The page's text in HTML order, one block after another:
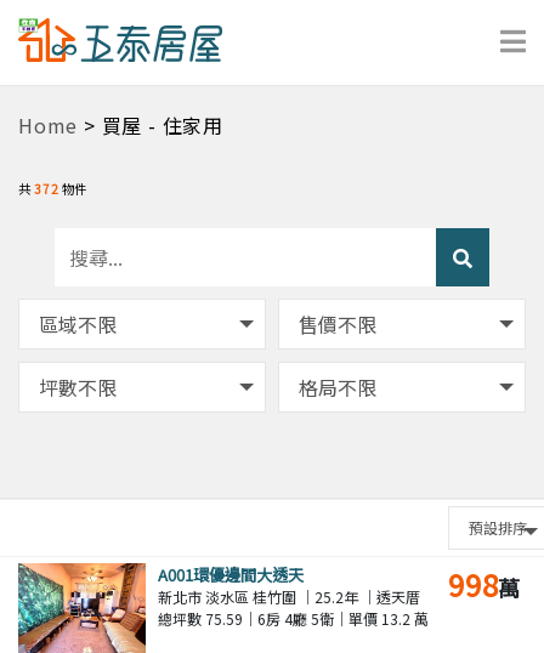
Home > 買屋 - 住家用
共372 物件
區域不限 售價不限
坪數不限 格局不限
預設排序
A001環優邊間大透天
新北市 淡水區 桂竹圍 ｜25.2年 ｜透天厝
總坪數 75.59｜6房 4廳 5衛｜單價 13.2 萬
998萬